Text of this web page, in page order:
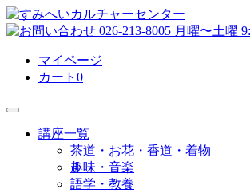
マイページ
カート 0
講座一覧
茶道・お花・香道・着物
趣味・音楽
語学・教養